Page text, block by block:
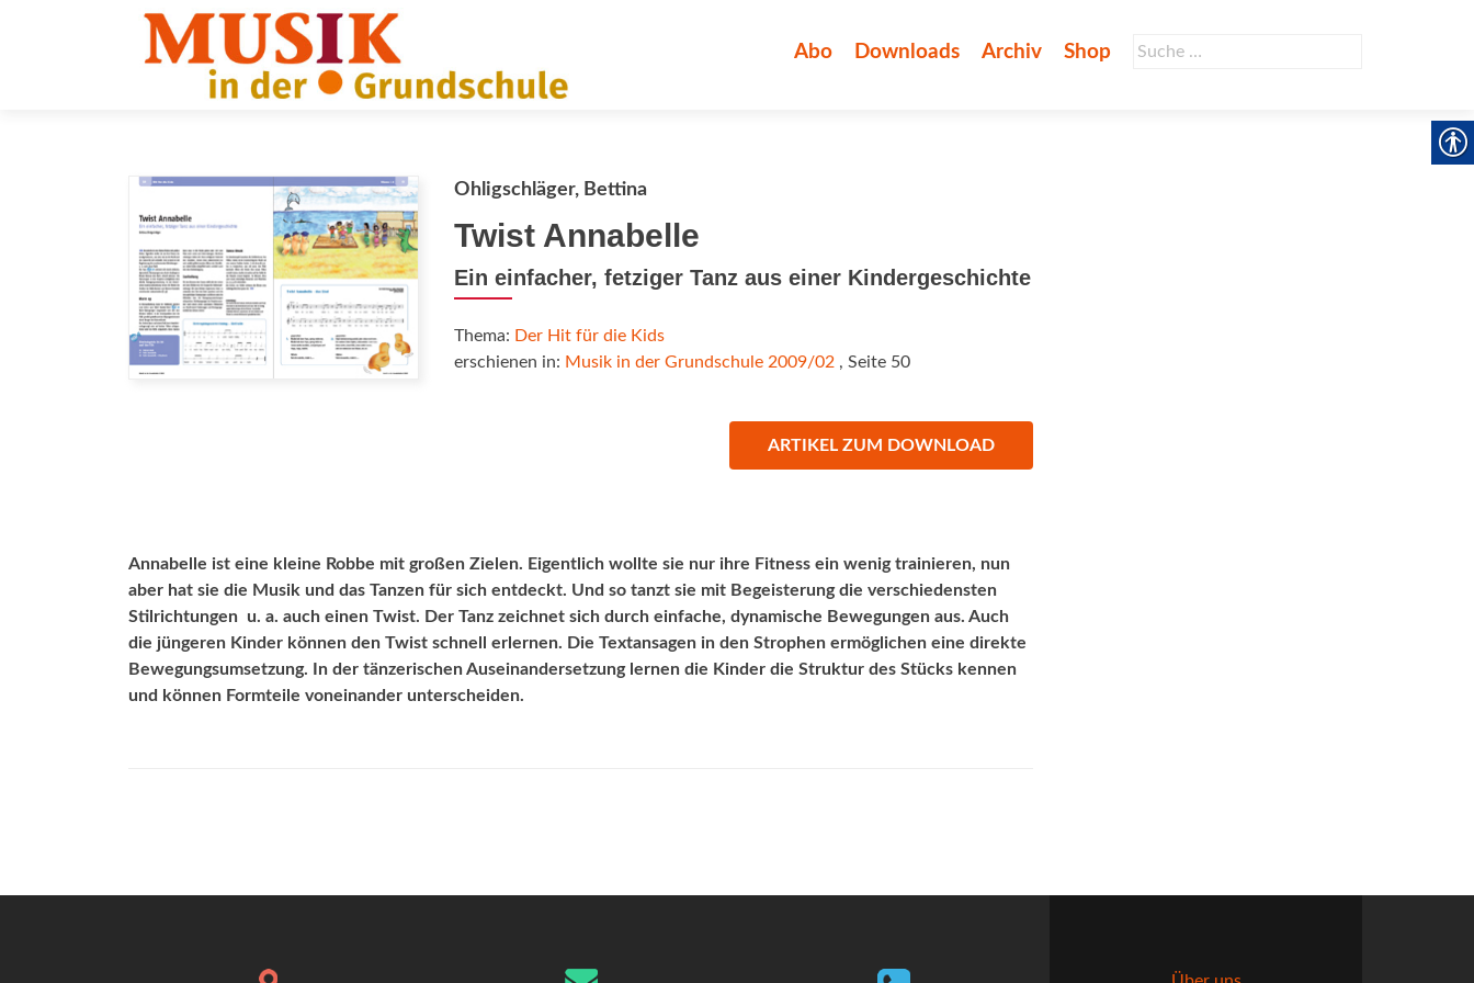
Suche
Abo Downloads Archiv Shop
Ohligschläger, Bettina
Twist Annabelle
Ein einfacher, fetziger Tanz aus einer Kindergeschichte
Thema: Der Hit für die Kids
erschienen in: Musik in der Grundschule 2009/02 , Seite 50
ARTIKEL ZUM DOWNLOAD
Annabelle ist eine kleine Robbe mit großen Zielen. Eigentlich wollte sie nur ihre Fitness ein wenig trainieren, nun
aber hat sie die Musik und das Tanzen für sich entdeckt. Und so tanzt sie mit Begeisterung die verschiedensten
Stilrichtungen  u. a. auch einen Twist. Der Tanz zeichnet sich durch einfache, dynamische Bewegungen aus. Auch
die jüngeren Kinder können den Twist schnell erlernen. Die Textansagen in den Strophen ermöglichen eine direkte
Bewegungsumsetzung. In der tänzerischen Auseinandersetzung lernen die Kinder die Struktur des Stücks kennen
und können Formteile voneinander unterscheiden.